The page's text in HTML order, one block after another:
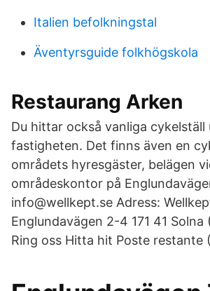
Italien befolkningstal
Äventyrsguide folkhögskola
Restaurang Arken
Du hittar också vanliga
fastigheten. Det finns även en
områdets hyresgäster, belägen
områdeskontor på
info@wellkept.se Adress:
Englundavägen 2-4 171 41 Solna
Ring oss Hitta hit Poste restante